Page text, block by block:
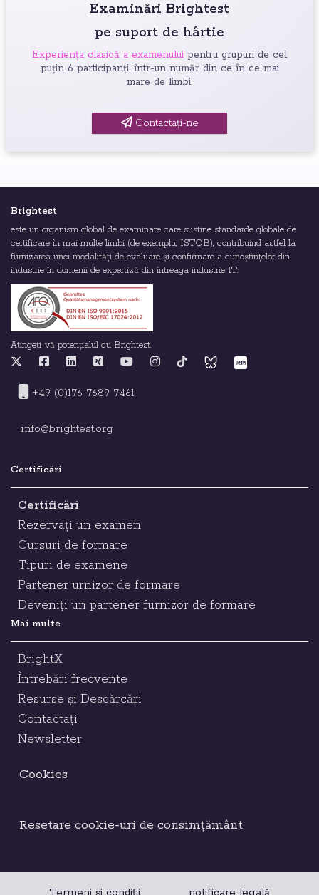
Examinări Brightest
pe suport de hârtie
Experiența clasică a examenului pentru grupuri de cel
puțin 6 participanți, într-un număr din ce în ce mai
mare de limbi.
Contactați-ne
Brightest
este un organism global de examinare care susține standarde globale de
certificare în mai multe limbi (de exemplu, ISTQB), contribuind astfel la
furnizarea unei modalități de evaluare și confirmare a cunoștințelor din
industrie în domenii de expertiză din întreaga industrie IT.
Atingeți-vă potențialul cu Brightest.
+49 (0)176 7689 7461
info@brightest.org
Certificări
Certificări
Rezervați un examen
Cursuri de formare
Tipuri de examene
Partener urnizor de formare
Deveniți un partener furnizor de formare
Mai multe
BrightX
Întrebări frecvente
Resurse și Descărcări
Contactați
Newsletter
Cookies
Resetare cookie-uri de consimțământ